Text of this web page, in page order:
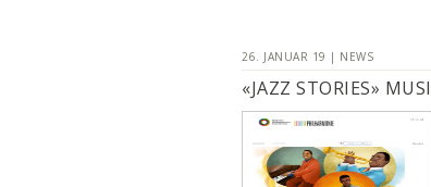
26. JANUAR 19 | NEWS
«JAZZ STORIES»